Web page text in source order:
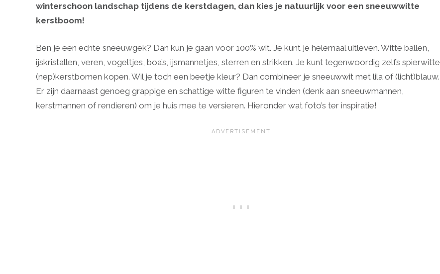
winterschoon landschap tijdens de kerstdagen, dan kies je natuurlijk voor een sneeuwwitte
kerstboom!
Ben je een echte sneeuwgek? Dan kun je gaan voor 100% wit. Je kunt je helemaal uitleven. Witte ballen,
ijskristallen, veren, vogeltjes, boa’s, ijsmannetjes, sterren en strikken. Je kunt tegenwoordig zelfs spierwitte
(nep)kerstbomen kopen. Wil je toch een beetje kleur? Dan combineer je sneeuwwit met lila of (licht)blauw.
Er zijn daarnaast genoeg grappige en schattige witte figuren te vinden (denk aan sneeuwmannen,
kerstmannen of rendieren) om je huis mee te versieren. Hieronder wat foto’s ter inspiratie!